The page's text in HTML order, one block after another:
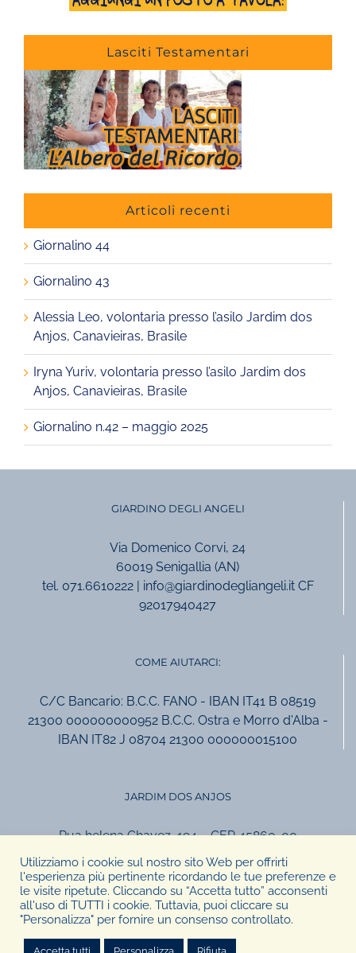
Lasciti Testamentari
Articoli recenti
Giornalino 44
Giornalino 43
Alessia Leo, volontaria presso l’asilo Jardim dos
Anjos, Canavieiras, Brasile
Iryna Yuriv, volontaria presso l’asilo Jardim dos
Anjos, Canavieiras, Brasile
Giornalino n.42 – maggio 2025
GIARDINO DEGLI ANGELI
Via Domenico Corvi, 24
60019 Senigallia (AN)
tel. 071.6610222 | info@giardinodegliangeli.it CF
92017940427
COME AIUTARCI:
C/C Bancario: B.C.C. FANO - IBAN IT41 B 08519
21300 000000000952 B.C.C. Ostra e Morro d'Alba -
IBAN IT82 J 08704 21300 000000015100
JARDIM DOS ANJOS
Rua helena Chavez, 194 – CEP 45860-00
Canavieiras, Bahia, Brasil
tel +55.73.999957924
ass.giardino@gmail.com
Utilizziamo i cookie sul nostro sito Web per offrirti
l'esperienza più pertinente ricordando le tue preferenze e
le visite ripetute. Cliccando su “Accetta tutto” acconsenti
all'uso di TUTTI i cookie. Tuttavia, puoi cliccare su
"Personalizza" per fornire un consenso controllato.